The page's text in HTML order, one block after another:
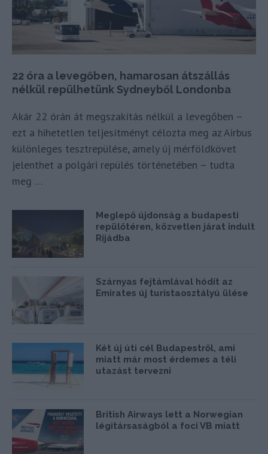
22 óra a levegőben, hamarosan átszállás
nélkül repülhetünk Sydneyből Londonba
Akár 22 órán át megszakítás nélkül a levegőben –
ezt a hihetetlen teljesítményt célozta meg az Airbus
különleges tesztrepülése, amely új mérföldkövet
jelenthet a polgári repülés történetében – tudta
meg …
Meglepő újdonság a budapesti
repülőtéren, közvetlen járat indult
Rijádba
Szárnyas fejtámlával hódít az
Emirates új turistaosztályú ülése
Két új úti cél Budapestről, ami
miatt már most érdemes a téli
utazást tervezni
British Airways lett a Norwegian
légitársaságból a foci VB miatt